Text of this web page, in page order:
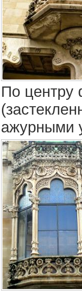
По центру
ажурными